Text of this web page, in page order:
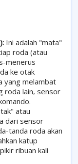
Ini adalah "mata"
roda (atau
menerus
ke otak
yang melambat
roda lain, sensor
atau
dari sensor
tanda roda akan
katup
ribuan kali